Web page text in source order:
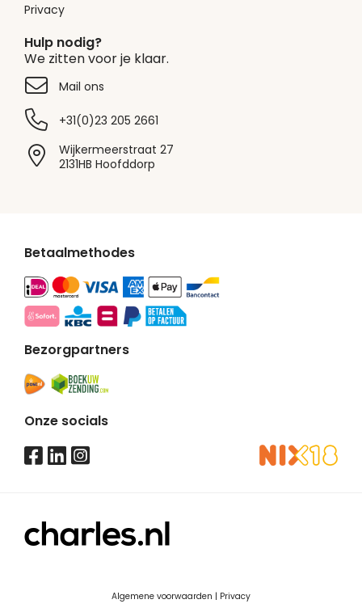
Privacy
Hulp nodig?
We zitten voor je klaar.
Mail ons
+31(0)23 205 2661
Wijkermeerstraat 27
2131HB Hoofddorp
Betaalmethodes
Bezorgpartners
Onze socials
Algemene voorwaarden | Privacy